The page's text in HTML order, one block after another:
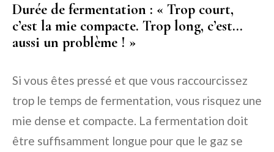
Durée de fermentation : « Trop court,
c’est la mie compacte. Trop long, c’est…
aussi un problème ! »
Si vous êtes pressé et que vous raccourcissez
trop le temps de fermentation, vous risquez une
mie dense et compacte. La fermentation doit
être suffisamment longue pour que le gaz se